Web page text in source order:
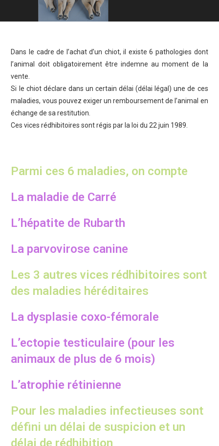
Dans le cadre de l’achat d’un chiot, il existe 6 pathologies dont
l’animal doit obligatoirement être indemne au moment de la
vente.
Si le chiot déclare dans un certain délai (délai légal) une de ces
maladies, vous pouvez exiger un remboursement de l’animal en
échange de sa restitution.
Ces vices rédhibitoires sont régis par la loi du 22 juin 1989.
Parmi ces 6 maladies, on compte
La maladie de Carré
L’hépatite de Rubarth
La parvovirose canine
Les 3 autres vices rédhibitoires sont
des maladies héréditaires
La dysplasie coxo-fémorale
L’ectopie testiculaire (pour les
animaux de plus de 6 mois)
L’atrophie rétinienne
Pour les maladies infectieuses sont
défini un délai de suspicion et un
délai de rédhibition